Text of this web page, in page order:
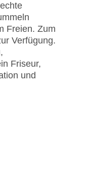
Freien. Zum
Verfügung.
Friseur,
und